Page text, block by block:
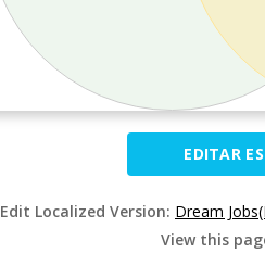
EDITAR
Edit Localized Version: Dream
View this